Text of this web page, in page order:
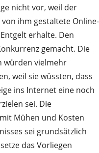
nicht vor, weil der
ihm gestaltete Online-
erhalte. Den
gemacht. Die
würden vielmehr
weil sie wüssten, dass
ins Internet eine noch
sei. Die
Mühen und Kosten
sei grundsätzlich
das Vorliegen